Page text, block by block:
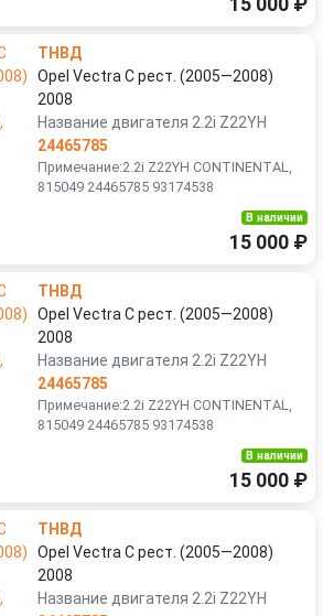
15 000 ₽
ТНВД
Opel Vectra C рест. (2005—2008)
2008
Название двигателя 2.2i Z22YH
24465785
Примечание:2.2i Z22YH CONTINENTAL,
815049 24465785 93174538
В наличии
15 000 ₽
ТНВД
Opel Vectra C рест. (2005—2008)
2008
Название двигателя 2.2i Z22YH
24465785
Примечание:2.2i Z22YH CONTINENTAL,
815049 24465785 93174538
В наличии
15 000 ₽
ТНВД
Opel Vectra C рест. (2005—2008)
2008
Название двигателя 2.2i Z22YH